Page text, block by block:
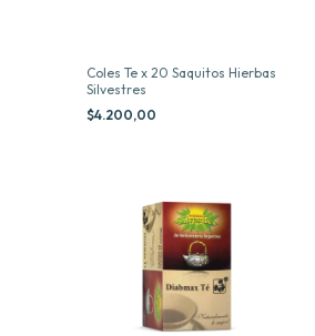
Coles Te x 20 Saquitos Hierbas
Silvestres
$4.200,00